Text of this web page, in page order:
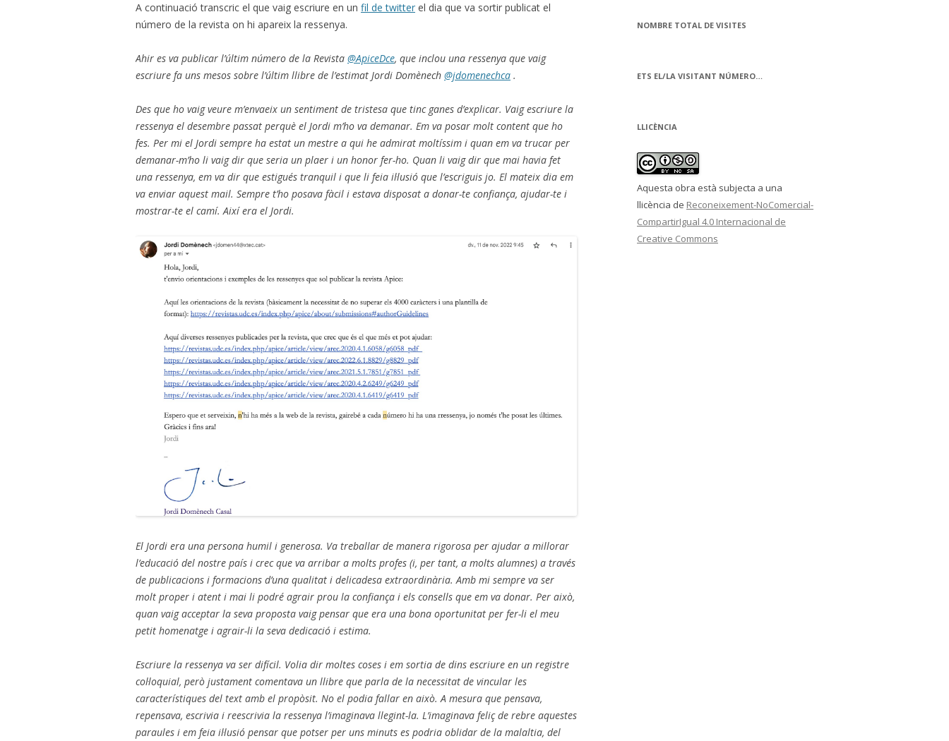
A continuació transcric el que vaig escriure en un fil de twitter el dia que va sortir publicat el
número de la revista on hi apareix la ressenya.
Ahir es va publicar l’últim número de la Revista @ApiceDce, que inclou una ressenya que vaig
escriure fa uns mesos sobre l’últim llibre de l’estimat Jordi Domènech @jdomenechca .
Des que ho vaig veure m’envaeix un sentiment de tristesa que tinc ganes d’explicar. Vaig escriure la
ressenya el desembre passat perquè el Jordi m’ho va demanar. Em va posar molt content que ho
fes. Per mi el Jordi sempre ha estat un mestre a qui he admirat moltíssim i quan em va trucar per
demanar-m’ho li vaig dir que seria un plaer i un honor fer-ho. Quan li vaig dir que mai havia fet
una ressenya, em va dir que estigués tranquil i que li feia il·lusió que l’escriguis jo. El mateix dia em
va enviar aquest mail. Sempre t’ho posava fàcil i estava disposat a donar-te confiança, ajudar-te i
mostrar-te el camí. Així era el Jordi.
El Jordi era una persona humil i generosa. Va treballar de manera rigorosa per ajudar a millorar
l’educació del nostre país i crec que va arribar a molts profes (i, per tant, a molts alumnes) a través
de publicacions i formacions d’una qualitat i delicadesa extraordinària. Amb mi sempre va ser
molt proper i atent i mai li podré agrair prou la confiança i els consells que em va donar. Per això,
quan vaig acceptar la seva proposta vaig pensar que era una bona oportunitat per fer-li el meu
petit homenatge i agrair-li la seva dedicació i estima.
Escriure la ressenya va ser difícil. Volia dir moltes coses i em sortia de dins escriure en un registre
col·loquial, però justament comentava un llibre que parla de la necessitat de vincular les
característiques del text amb el propòsit. No el podia fallar en això. A mesura que pensava,
repensava, escrivia i reescrivia la ressenya l’imaginava llegint-la. L’imaginava feliç de rebre aquestes
paraules i em feia il·lusió pensar que potser per uns minuts es podria oblidar de la malaltia, del
NOMBRE TOTAL DE VISITES
ETS EL/LA VISITANT NÚMERO…
LLICÈNCIA
Aquesta obra està subjecta a una
llicència de Reconeixement-NoComercial-
CompartirIgual 4.0 Internacional de
Creative Commons